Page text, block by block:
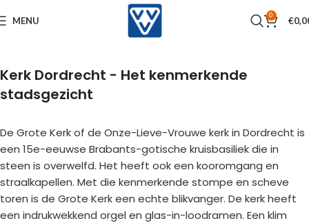
MENU 0 €
Kerk Dordrecht - Het kenmerkende
stadsgezicht
De Grote Kerk of de Onze-Lieve-Vrouwe kerk in Dordrecht is
een 15e-eeuwse Brabants-gotische kruisbasiliek die in
steen is overwelfd. Het heeft ook een kooromgang en
straalkapellen. Met die kenmerkende stompe en scheve
toren is de Grote Kerk een echte blikvanger. De kerk heeft
een indrukwekkend orgel en glas-in-loodramen. Een klim